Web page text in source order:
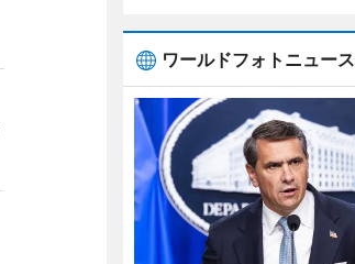
ワールドフォトニュース